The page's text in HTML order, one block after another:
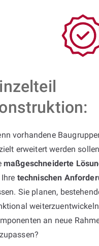
vorhandene
erweitert werden
maßgeschneiderte
technischen
Sie planen,
an neue